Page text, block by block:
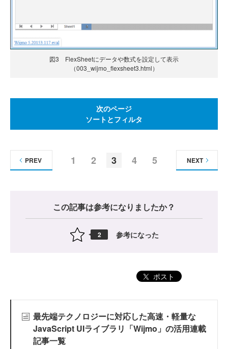
図3 FlexSheetにデータや数式を設定して表示
（003_wijmo_flexsheet3.html）
次のページ
ソートとフィルタ
1 2 3 4 5
PREV NEXT
この記事は参考になりましたか？
2 参考になった
ポスト
最先端テクノロジーに対応した高速・軽量な
JavaScript UIライブラリ「Wijmo」の活用連載
記事一覧